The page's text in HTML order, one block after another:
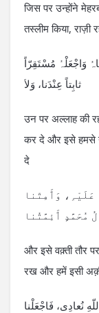
जिस पर उन्होंने
तस्लीम किया,
وَاجْعَلْہُ مُسْتَقِرّاً
ثابِتاً عِنْدَنا، وَلاَ
उन पर अल्लाह की
कर दे और इसे हमसे
दे
وَٲَمِتْنا
مُحَمَّدٍ ٲَئِمَّتُنا
और इसे वक़्ती तौर
रख और हमें इसी
نُعادِی، فَاجْعَلْنا